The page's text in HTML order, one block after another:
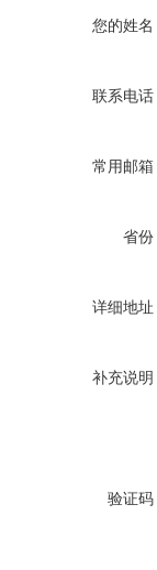
您的姓名
联系电话
常用邮箱
省份
详细地址
补充说明
验证码